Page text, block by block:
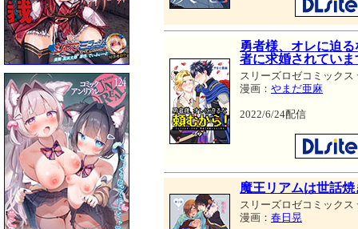
勇者様、オレに迫
者に求婚されていま
スリーズロゼコミックス
漫画： やまだ亜麻
2022/6/24配信
魔王リアムは世話
スリーズロゼコミックス
漫画： 春日晃